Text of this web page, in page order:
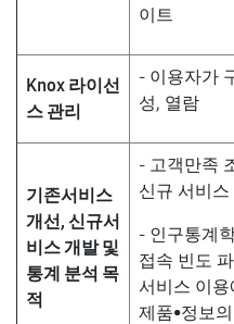
이트
Knox 라이선
스 관리
- 이용자가
성, 열람
기존서비스
개선, 신규서
비스 개발 및
통계 분석 목
적
- 고객만족
신규 서비스
- 인구통계
접속 빈도
서비스 이용
제품•정보